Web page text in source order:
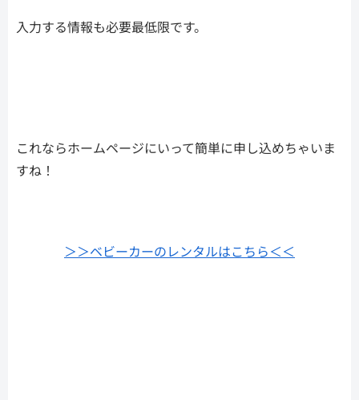
入力する情報も必要最低限です。
これならホームページにいって簡単に申し込めちゃいま
すね！
＞＞ベビーカーのレンタルはこちら＜＜